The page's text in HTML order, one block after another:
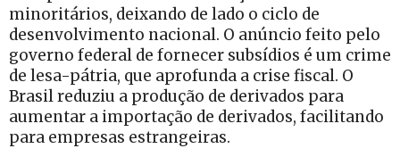
minoritários, deixando de lado o ciclo de
desenvolvimento nacional. O anúncio feito pelo
governo federal de fornecer subsídios é um crime
de lesa-pátria, que aprofunda a crise fiscal. O
Brasil reduziu a produção de derivados para
aumentar a importação de derivados, facilitando
para empresas estrangeiras.